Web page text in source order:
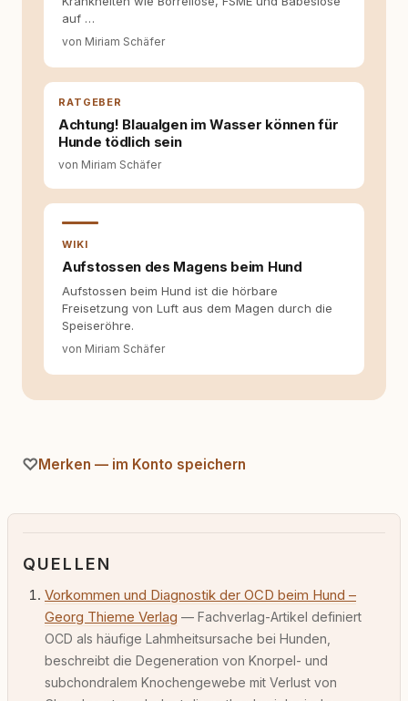
auf …
von Miriam Schäfer
RATGEBER
Achtung! Blaualgen im Wasser können für
Hunde tödlich sein
von Miriam Schäfer
WIKI
Aufstossen des Magens beim Hund
Aufstossen beim Hund ist die hörbare
Freisetzung von Luft aus dem Magen durch die
Speiseröhre.
von Miriam Schäfer
Merken — im Konto speichern
QUELLEN
Vorkommen und Diagnostik der OCD beim Hund –
Georg Thieme Verlag — Fachverlag-Artikel definiert
OCD als häufige Lahmheitsursache bei Hunden,
beschreibt die Degeneration von Knorpel- und
subchondralem Knochengewebe mit Verlust von